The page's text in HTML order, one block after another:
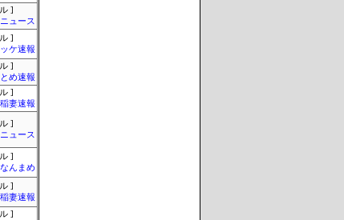
]
ュース
]
ケ速報
]
め速報
]
稲妻速報
]
ュース
]
なんまめ
]
稲妻速報
]